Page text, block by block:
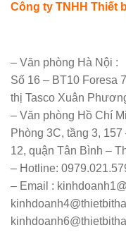
12, quận Tân Bình –
This entry was posted in
giá tủ lạnh công
công nghiệp ,thanh lý tủ
tu dong cong nghiep,tủ